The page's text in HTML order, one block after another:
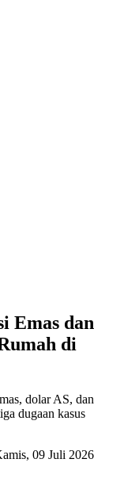
Emas dan
di
dolar AS, dan
dugaan kasus
09 Juli 2026